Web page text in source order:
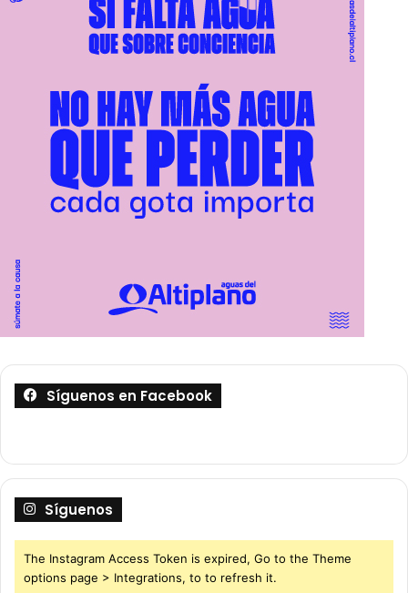
Síguenos en Facebook
Síguenos
The Instagram Access Token is expired, Go to the Theme
options page > Integrations, to to refresh it.